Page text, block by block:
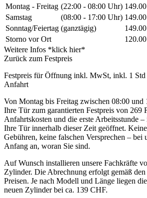
Montag - Freitag (22:00 - 08:00 Uhr)
Samstag
(08:00 - 17:00 Uhr)
Sonntag/Feiertag (ganztägig)
Storno vor Ort
Weitere Infos *klick hier*
Zurück zum Festpreis
Festpreis für Öffnung inkl. MwSt, inkl. 1
Anfahrt
Von Montag bis Freitag zwischen 08:00
Ihre Tür zum garantierten Festpreis von 269
Anfahrtskosten und die erste Arbeitsstunde
Ihre Tür innerhalb dieser Zeit geöffnet.
Gebühren, keine falschen Versprechen – bei
Anfang an, woran Sie sind.
Auf Wunsch installieren unsere Fachkräfte
Zylinder. Die Abrechnung erfolgt gemäß
Preisen. Je nach Modell und Länge liegen
neuen Zylinder bei ca. 139 CHF.